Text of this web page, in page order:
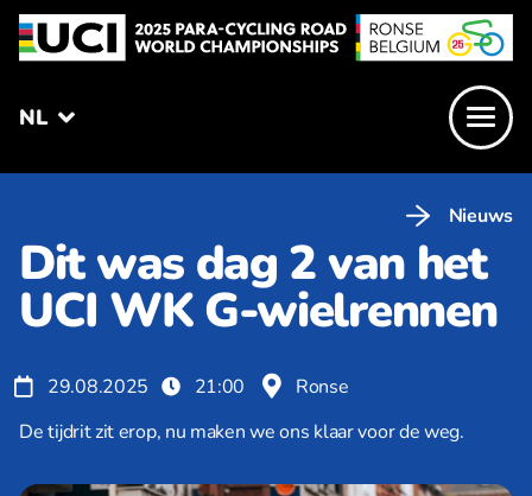
NL
Dit was dag 2 van het
UCI WK G-wielrennen
29.08.2025 21:00
Ronse
De tijdrit zit erop, nu maken we ons klaar voor de weg.
Nieuws